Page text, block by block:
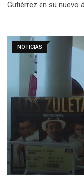
Gutiérrez en su nuevo
NOTICIAS